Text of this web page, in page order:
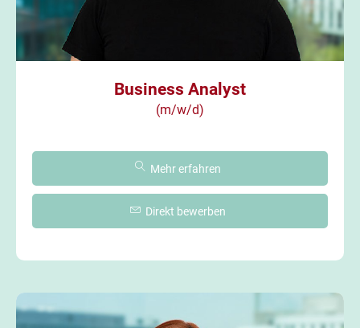
Business Analyst
(m/w/d)
Mehr erfahren
Direkt bewerben